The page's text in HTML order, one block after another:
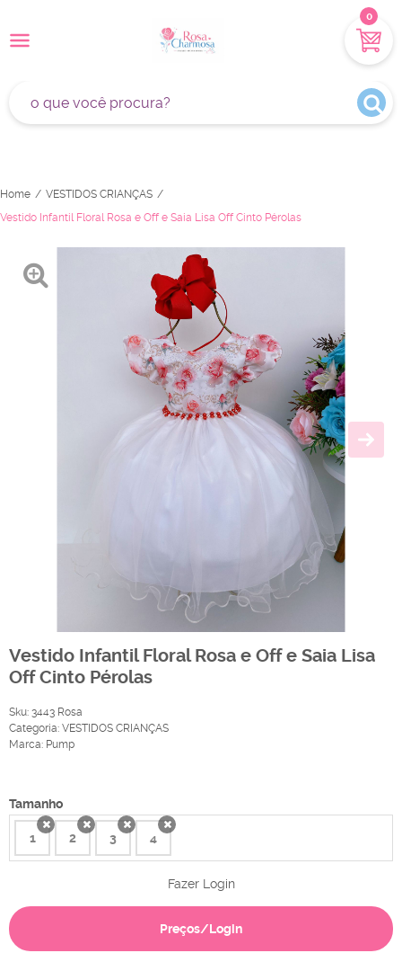
0
Home
VESTIDOS CRIANÇAS
Vestido Infantil Floral Rosa e Off e Saia Lisa Off Cinto Pérolas
Vestido Infantil Floral Rosa e Off e Saia Lisa
Off Cinto Pérolas
Sku: 3443 Rosa
Categoria: VESTIDOS CRIANÇAS
Marca: Pump
Tamanho
1 2 3 4
Fazer Login
Preços/Login